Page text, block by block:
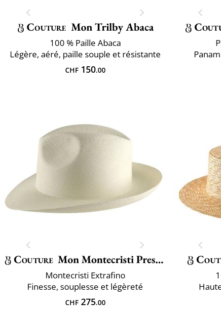
Couture Mon Trilby Abaca
100 % Paille Abaca
Légère, aéré, paille souple et résistante
CHF150.00
Couture Mon Montecristi Prestigio
Montecristi Extrafino
Finesse, souplesse et légèreté
CHF275.00